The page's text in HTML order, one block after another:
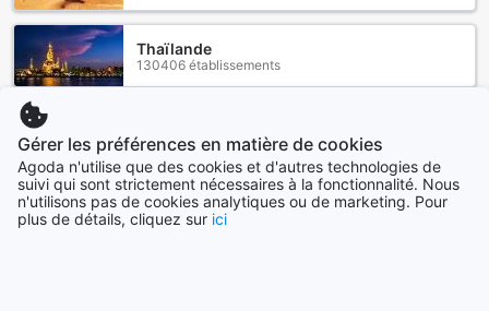
Thaïlande
130406 établissements
44643 établissements
Canada
34865 établissements
Gérer les préférences en matière de cookies
Agoda n'utilise que des cookies et d'autres technologies de
suivi qui sont strictement nécessaires à la fonctionnalité. Nous
n'utilisons pas de cookies analytiques ou de marketing. Pour
plus de détails, cliquez sur ici